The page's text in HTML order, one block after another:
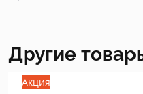
Другие
Акция